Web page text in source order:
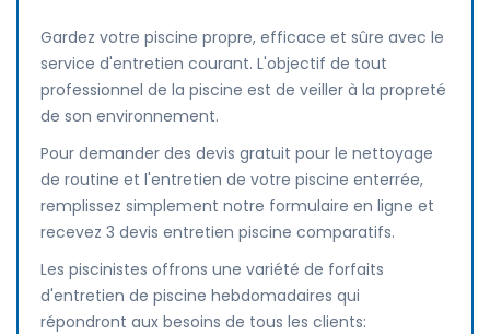
Gardez votre piscine propre, efficace et sûre avec le
service d'entretien courant. L'objectif de tout
professionnel de la piscine est de veiller à la propreté
de son environnement.
Pour demander des devis gratuit pour le nettoyage
de routine et l'entretien de votre piscine enterrée,
remplissez simplement notre formulaire en ligne et
recevez 3 devis entretien piscine comparatifs.
Les piscinistes offrons une variété de forfaits
d'entretien de piscine hebdomadaires qui
répondront aux besoins de tous les clients: